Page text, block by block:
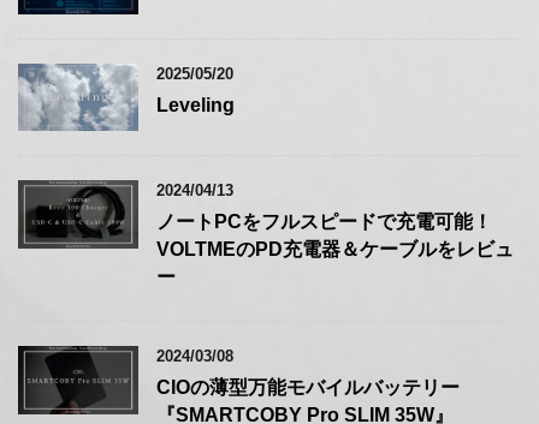
2025/05/20
Leveling
2024/04/13
ノートPCをフルスピードで充電可能！
VOLTMEのPD充電器＆ケーブルをレビュ
ー
2024/03/08
CIOの薄型万能モバイルバッテリー
『SMARTCOBY Pro SLIM 35W』